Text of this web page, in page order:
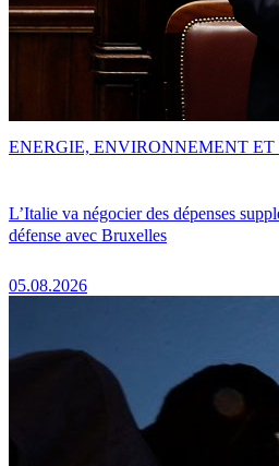
L’Italie va négocier des dépenses
défense avec Bruxelles
05.08.2026
ENERGIE, ENVIRONNEMENT ET